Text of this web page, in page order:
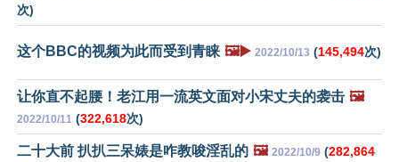
次)
这个BBC的视频为此而受到青睐 🖼️▶️ 2022/10/13 (145,494次)
让你直不起腰！老江用一流英文面对小宋丈夫的袭击 🖼️
2022/10/11 (322,618次)
二十大前 扒扒三呆婊是咋教唆淫乱的 🖼️ 2022/10/9 (282,864